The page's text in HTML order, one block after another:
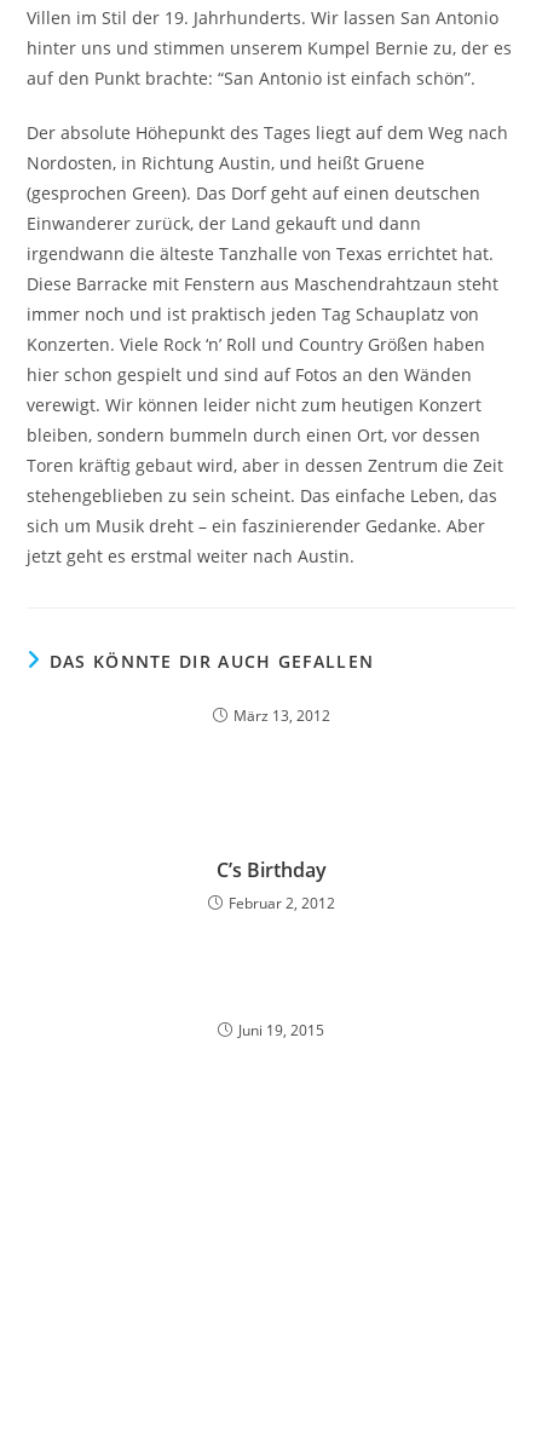
Villen im Stil der 19. Jahrhunderts. Wir lassen San Antonio
hinter uns und stimmen unserem Kumpel Bernie zu, der es
auf den Punkt brachte: “San Antonio ist einfach schön”.
Der absolute Höhepunkt des Tages liegt auf dem Weg nach
Nordosten, in Richtung Austin, und heißt Gruene
(gesprochen Green). Das Dorf geht auf einen deutschen
Einwanderer zurück, der Land gekauft und dann
irgendwann die älteste Tanzhalle von Texas errichtet hat.
Diese Barracke mit Fenstern aus Maschendrahtzaun steht
immer noch und ist praktisch jeden Tag Schauplatz von
Konzerten. Viele Rock ‘n’ Roll und Country Größen haben
hier schon gespielt und sind auf Fotos an den Wänden
verewigt. Wir können leider nicht zum heutigen Konzert
bleiben, sondern bummeln durch einen Ort, vor dessen
Toren kräftig gebaut wird, aber in dessen Zentrum die Zeit
stehengeblieben zu sein scheint. Das einfache Leben, das
sich um Musik dreht – ein faszinierender Gedanke. Aber
jetzt geht es erstmal weiter nach Austin.
DAS KÖNNTE DIR AUCH GEFALLEN
März 13, 2012
C’s Birthday
Februar 2, 2012
Juni 19, 2015